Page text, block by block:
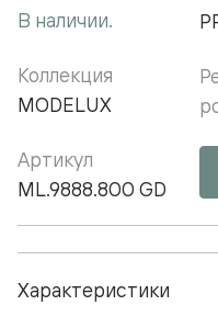
В наличии.
Коллекция
MODELUX
Артикул
ML.9888.800 GD
Характеристики